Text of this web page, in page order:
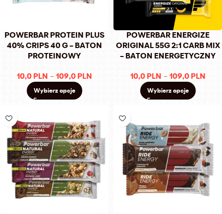
POWERBAR PROTEIN PLUS
40% CRIPS 40 G – BATON
PROTEINOWY
10,0 PLN – 109,0 PLN
Wybierz opcje
POWERBAR ENERGIZE
ORIGINAL 55G 2:1 CARB MIX
– BATON ENERGETYCZNY
10,0 PLN – 109,0 PLN
Wybierz opcje